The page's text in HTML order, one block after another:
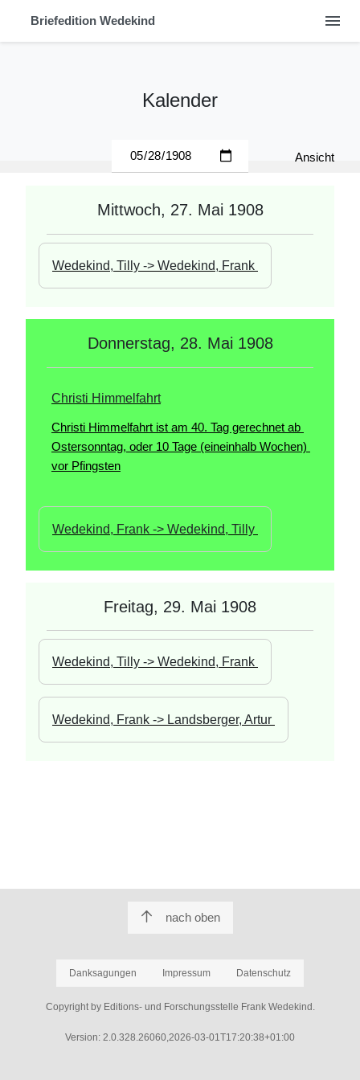
Briefedition Wedekind menu
Kalender
Ansicht
Mittwoch, 27. Mai 1908
Wedekind, Tilly -> Wedekind, Frank
Donnerstag, 28. Mai 1908
Christi Himmelfahrt
Christi Himmelfahrt ist am 40. Tag gerechnet ab
Ostersonntag, oder 10 Tage (eineinhalb Wochen)
vor Pfingsten
Wedekind, Frank -> Wedekind, Tilly
Freitag, 29. Mai 1908
Wedekind, Tilly -> Wedekind, Frank
Wedekind, Frank -> Landsberger, Artur
nach oben
Danksagungen Impressum Datenschutz
Copyright by Editions- und Forschungsstelle Frank Wedekind.
Version: 2.0.328.26060,2026-03-01T17:20:38+01:00